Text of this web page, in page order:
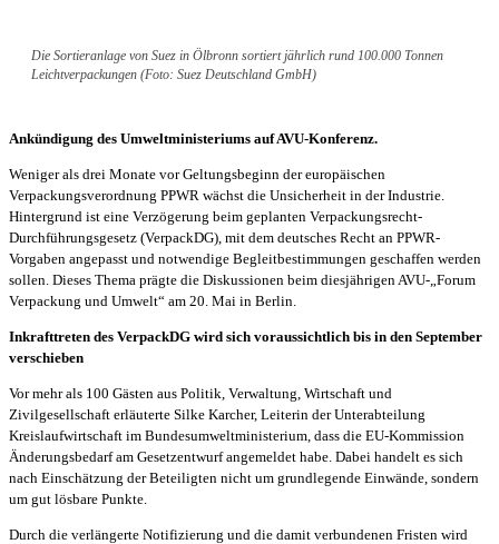
Die Sortieranlage von Suez in Ölbronn sortiert jährlich rund 100.000 Tonnen
Leichtverpackungen (Foto: Suez Deutschland GmbH)
Ankündigung des Umweltministeriums auf AVU-Konferenz.
Weniger als drei Monate vor Geltungsbeginn der europäischen
Verpackungsverordnung PPWR wächst die Unsicherheit in der Industrie.
Hintergrund ist eine Verzögerung beim geplanten Verpackungsrecht-
Durchführungsgesetz (VerpackDG), mit dem deutsches Recht an PPWR-
Vorgaben angepasst und notwendige Begleitbestimmungen geschaffen werden
sollen. Dieses Thema prägte die Diskussionen beim diesjährigen AVU-„Forum
Verpackung und Umwelt“ am 20. Mai in Berlin.
Inkrafttreten des VerpackDG wird sich voraussichtlich bis in den September
verschieben
Vor mehr als 100 Gästen aus Politik, Verwaltung, Wirtschaft und
Zivilgesellschaft erläuterte Silke Karcher, Leiterin der Unterabteilung
Kreislaufwirtschaft im Bundesumweltministerium, dass die EU-Kommission
Änderungsbedarf am Gesetzentwurf angemeldet habe. Dabei handelt es sich
nach Einschätzung der Beteiligten nicht um grundlegende Einwände, sondern
um gut lösbare Punkte.
Durch die verlängerte Notifizierung und die damit verbundenen Fristen wird